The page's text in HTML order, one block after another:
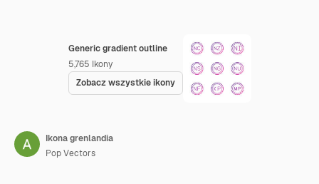
Generic gradient outline
5,765 Ikony
Zobacz wszystkie ikony
Ikona grenlandia
Pop Vectors